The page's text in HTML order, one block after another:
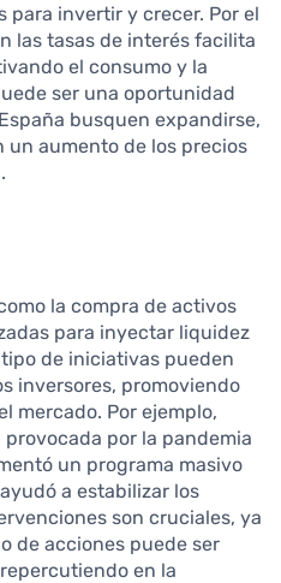
para invertir y crecer. Por el
las tasas de interés facilita
el consumo y la
ser una oportunidad
busquen expandirse,
un aumento de los precios
la compra de activos
para inyectar liquidez
de iniciativas pueden
inversores, promoviendo
mercado. Por ejemplo,
por la pandemia
un programa masivo
a estabilizar los
son cruciales, ya
de acciones puede ser
en la